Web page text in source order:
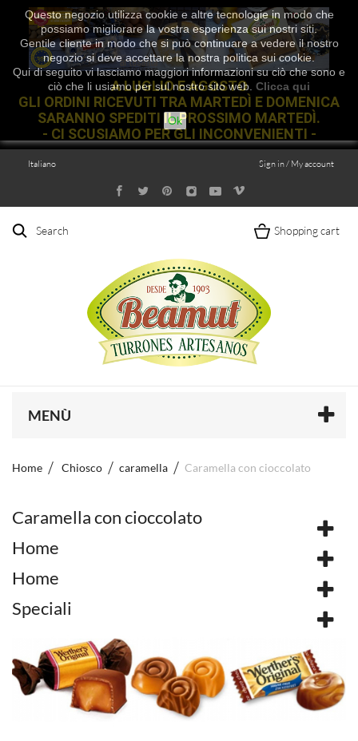
Questo negozio utilizza cookie e altre tecnologie in modo che
possiamo migliorare la vostra esperienza sui nostri siti.
Gentile cliente in modo che si può continuare a vedere il nostro
negozio si deve accettare la nostra politica sui cookie.
Qui di seguito vi lasciamo maggiori informazioni su ciò che sono e
ciò che li usiamo per sul nostro sito web. Clicca qui
Ok
A LUGLIO E AGOSTO
GLI ORDINI RICEVUTI TRA MARTEDÌ E DOMENICA
SARANNO SPEDITI IL PROSSIMO MARTEDÌ.
- CI SCUSIAMO PER GLI INCONVENIENTI -
Sign in / My account
Italiano
Search Shopping cart
MENÙ
Home Chiosco caramella Caramella con cioccolato
Caramella con cioccolato
Home
Home
Speciali